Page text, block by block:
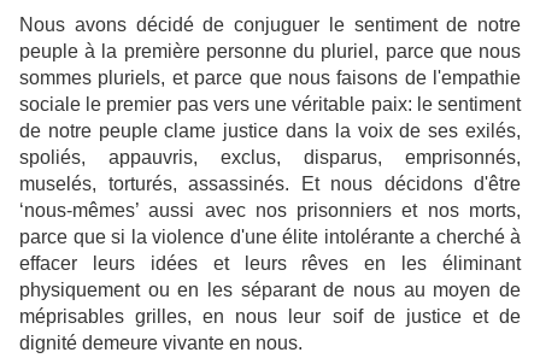
Nous avons décidé de conjuguer le sentiment de notre
peuple à la première personne du pluriel, parce que nous
sommes pluriels, et parce que nous faisons de l'empathie
sociale le premier pas vers une véritable paix: le sentiment
de notre peuple clame justice dans la voix de ses exilés,
spoliés, appauvris, exclus, disparus, emprisonnés,
muselés, torturés, assassinés. Et nous décidons d'être
‘nous-mêmes’ aussi avec nos prisonniers et nos morts,
parce que si la violence d'une élite intolérante a cherché à
effacer leurs idées et leurs rêves en les éliminant
physiquement ou en les séparant de nous au moyen de
méprisables grilles, en nous leur soif de justice et de
dignité demeure vivante en nous.